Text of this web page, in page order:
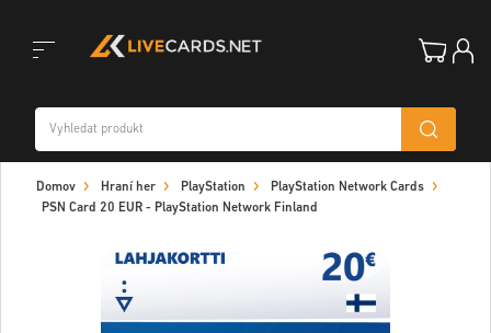
navigation
Domov Hraní her PlayStation
PlayStation Network Cards
PSN Card 20 EUR - PlayStation Network Finland